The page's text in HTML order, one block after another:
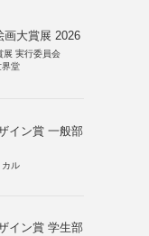
画大賞展 2026
展 実行委員会
界堂
イン賞 一般部
カル
イン賞 学生部